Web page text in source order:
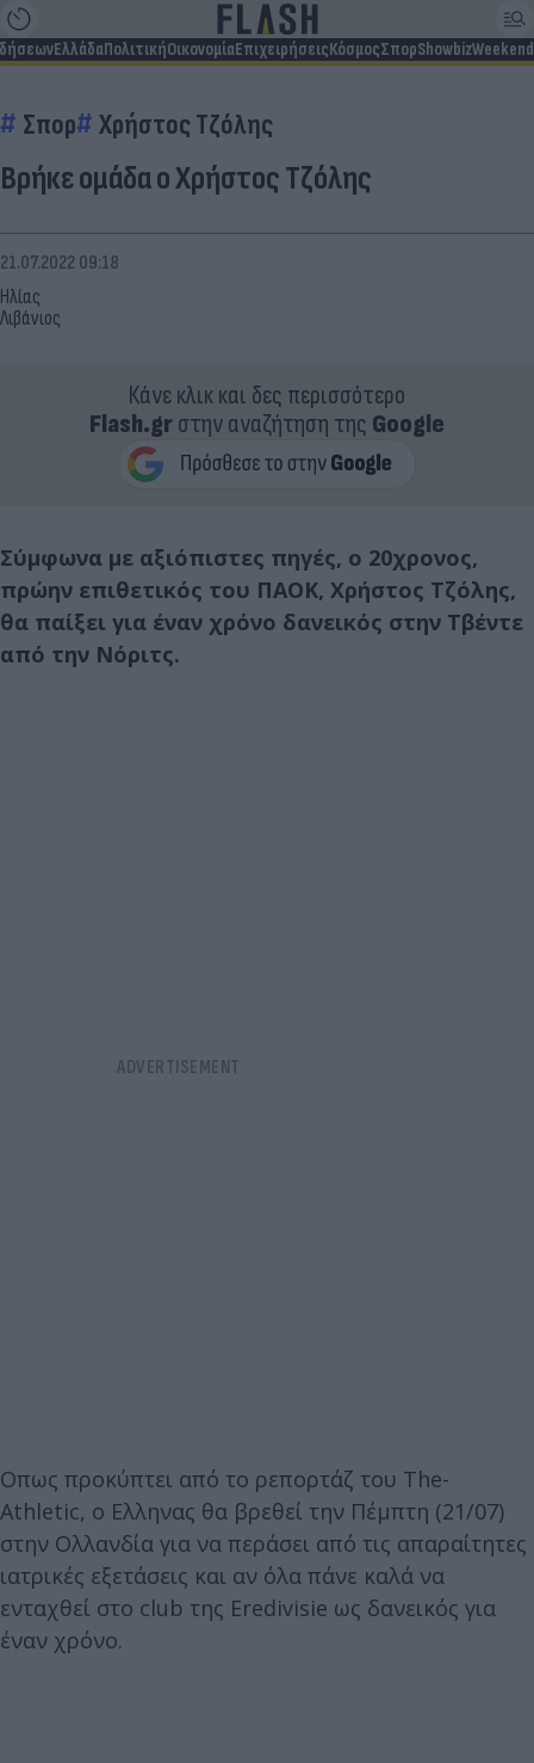
ΕλλάδαΠολιτικήΟικονομίαΕπιχειρήσειςΚόσμοςΣπορShowbizWeekend
Σπορ Χρήστος Τζόλης
Βρήκε ομάδα ο Χρήστος Τζόλης
Ηλίας
Λιβάνιος
21.07.2022 09:18
Κάνε κλικ και δες περισσότερο
Flash.grστην αναζήτηση της Google
Σύμφωνα με αξιόπιστες πηγές, ο 20χρονος,
πρώην επιθετικός του ΠΑΟΚ, Χρήστος Τζόλης,
θα παίξει για έναν χρόνο δανεικός στην Τβέντε
από την Νόριτς.
Οπως προκύπτει από το ρεπορτάζ του The-
Athletic, ο Ελληνας θα βρεθεί την Πέμπτη (21/07)
στην Ολλανδία για να περάσει από τις απαραίτητες
ιατρικές εξετάσεις και αν όλα πάνε καλά να
ενταχθεί στο club της Eredivisie ως δανεικός για
έναν χρόνο.